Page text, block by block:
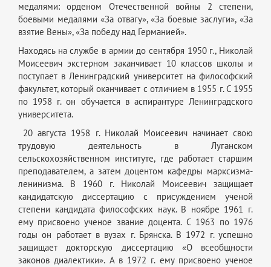
медалями: орденом Отечественной войны 2 степени,
боевыми медалями «За отвагу», «За боевые заслуги», «За
взятие Вены», «За победу над Германией».
Находясь на службе в армии до сентября 1950 г., Николай
Моисеевич экстерном заканчивает 10 классов школы и
поступает в Ленинградский университет на философский
факультет, который оканчивает с отличием в 1955 г. С 1955
по 1958 г. он обучается в аспирантуре Ленинградского
университета.
20 августа 1958 г. Николай Моисеевич начинает свою
трудовую деятельность в Луганском
сельскохозяйственном институте, где работает старшим
преподавателем, а затем доцентом кафедры марксизма-
ленинизма. В 1960 г. Николай Моисеевич защищает
кандидатскую диссертацию с присуждением ученой
степени кандидата философских наук. В ноябре 1961 г.
ему присвоено ученое звание доцента. С 1963 по 1976
годы он работает в вузах г. Брянска. В 1972 г. успешно
защищает докторскую диссертацию «О всеобщности
законов диалектики». А в 1972 г. ему присвоено ученое